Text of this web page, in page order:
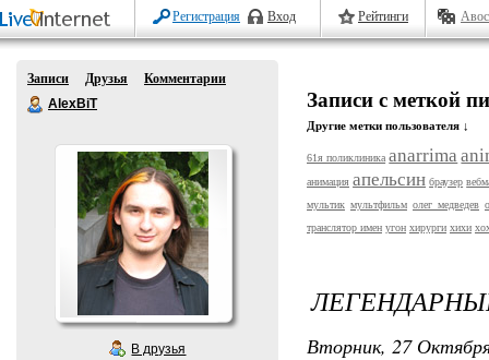
Регистрация Вход Рейтинги
Записи Друзья
Комментарии
AlexBiT
В друзья
Записи с меткой
Другие метки пользователя ↓
61я поликлиника anarrima
анимация апельсин браузер
мультик мультфильм олег медведев
транслятор имен угон хирурги хихи
Вторник, 27